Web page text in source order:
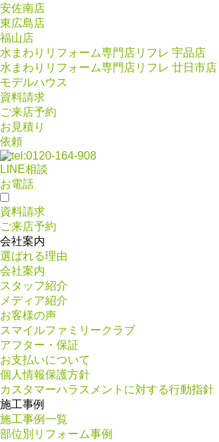
安佐南店
東広島店
福山店
水まわりリフォーム専門店リフレ 宇品店
水まわりリフォーム専門店リフレ 廿日市店
モデルハウス
資料請求
ご来店予約
お見積り
依頼
LINE相談
お電話
資料請求
ご来店予約
会社案内
選ばれる理由
会社案内
スタッフ紹介
メディア紹介
お客様の声
スマイルファミリークラブ
アフター・保証
お支払いについて
個人情報保護方針
カスタマーハラスメントに対する行動指針
施工事例
施工事例一覧
部位別リフォーム事例